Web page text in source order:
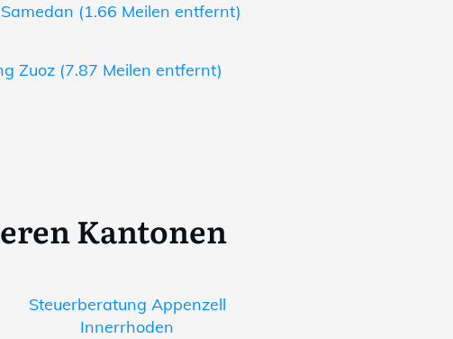
(1.66 Meilen entfernt)
Zuoz (7.87 Meilen entfernt)
Kantonen
Steuerberatung Appenzell
Innerrhoden